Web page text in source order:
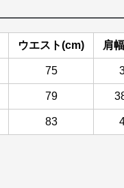
ウエスト(cm) 肩
75
79
83